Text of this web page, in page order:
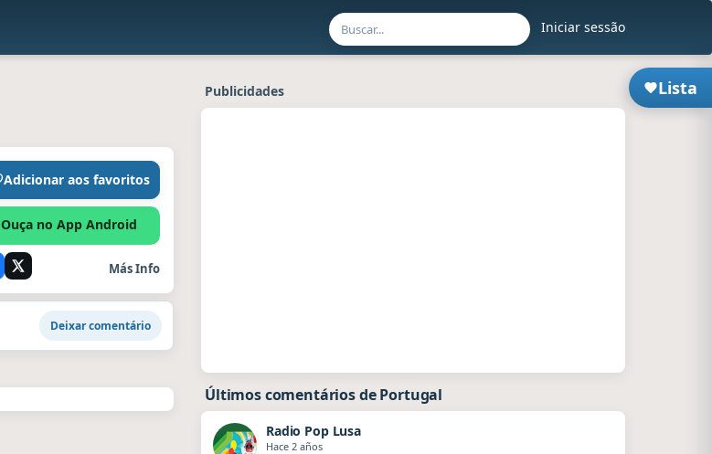
Iniciar sessão
Lista
Adicionar aos favoritos
Ouça no App Android
Más Info
Deixar comentário
Publicidades
Últimos comentários de Portugal
Radio Pop Lusa
Hace 2 años